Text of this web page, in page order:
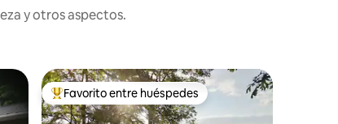
y otros aspectos.
Favorito entre huéspedes preferido
Favorito entre huéspedes